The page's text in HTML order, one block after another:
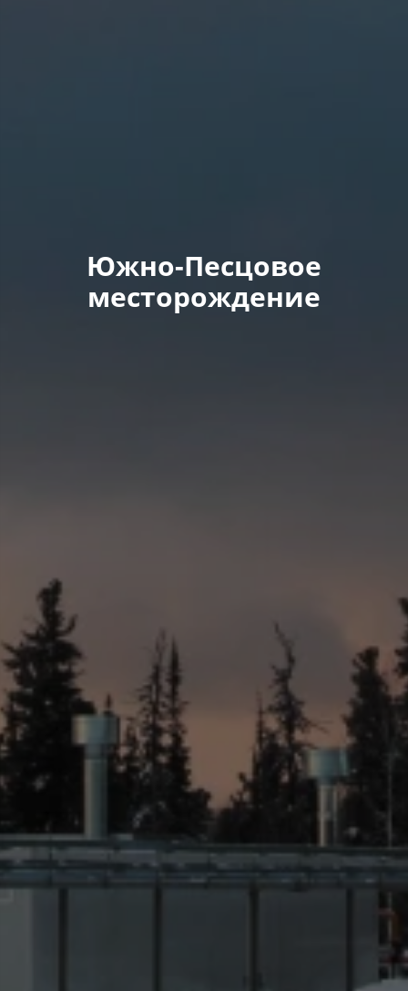
Южно-Песцовое
месторождение​